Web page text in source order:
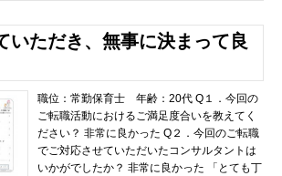
いただき、無事に決まって良
職位：常勤保育士 年齢：20代 Q１．今回の
ご転職活動におけるご満足度合いを教えてく
ださい？ 非常に良かった Q２．今回のご転職
でご対応させていただいたコンサルタントは
いかがでしたか？ 非常に良かった 「とても丁